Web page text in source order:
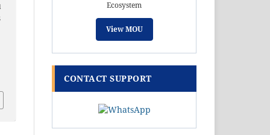
Ecosystem
View MOU
CONTACT SUPPORT